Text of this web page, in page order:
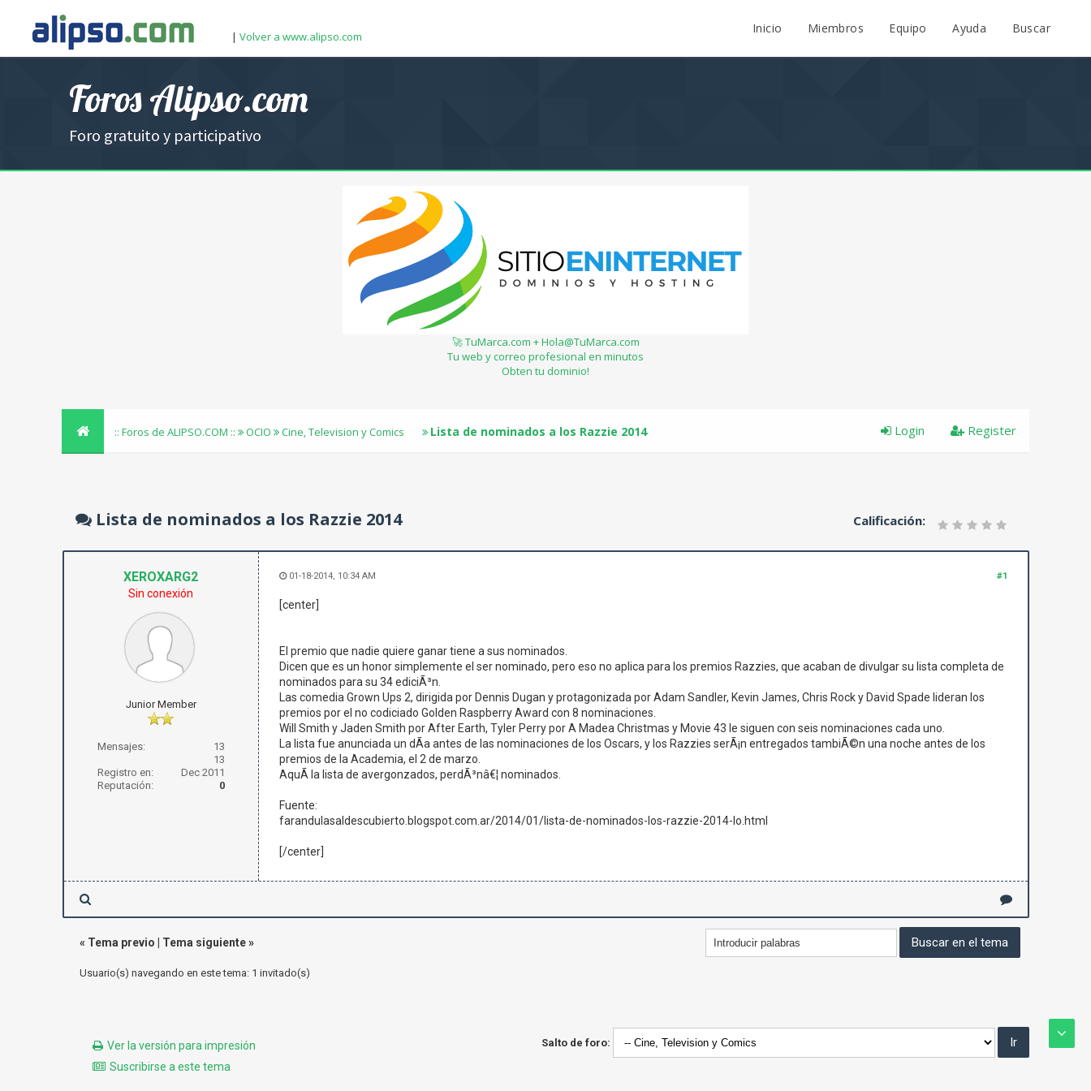
| Volver a www.alipso.com
Inicio Miembros Equipo Ayuda Buscar
Foros Alipso.com
Foro gratuito y participativo
🚀 TuMarca.com + Hola@TuMarca.com
Tu web y correo profesional en minutos
Obten tu dominio!
:: Foros de ALIPSO.COM :: OCIO Cine, Television y Comics Lista de nominados a los Razzie 2014 Register
Login
Calificación:
Lista de nominados a los Razzie 2014
XEROXARG2
Sin conexión
Junior Member
Mensajes:
13
13
Registro en:
Dec 2011
Reputación:
0
#1
01-18-2014, 10:34 AM
[center]
El premio que nadie quiere ganar tiene a sus nominados.
Dicen que es un honor simplemente el ser nominado, pero eso no aplica para los premios Razzies, que acaban de divulgar su lista completa de
nominados para su 34 ediciÃ³n.
Las comedia Grown Ups 2, dirigida por Dennis Dugan y protagonizada por Adam Sandler, Kevin James, Chris Rock y David Spade lideran los
premios por el no codiciado Golden Raspberry Award con 8 nominaciones.
Will Smith y Jaden Smith por After Earth, Tyler Perry por A Madea Christmas y Movie 43 le siguen con seis nominaciones cada uno.
La lista fue anunciada un dÃ­a antes de las nominaciones de los Oscars, y los Razzies serÃ¡n entregados tambiÃ©n una noche antes de los
premios de la Academia, el 2 de marzo.
AquÃ­ la lista de avergonzados, perdÃ³nâ€¦ nominados.
Fuente:
farandulasaldescubierto.blogspot.com.ar/2014/01/lista-de-nominados-los-razzie-2014-lo.html
[/center]
« Tema previo Tema siguiente»
Usuario(s) navegando en este tema: 1 invitado(s)
Ver la versión para impresión
Suscribirse a este tema
Salto de foro: